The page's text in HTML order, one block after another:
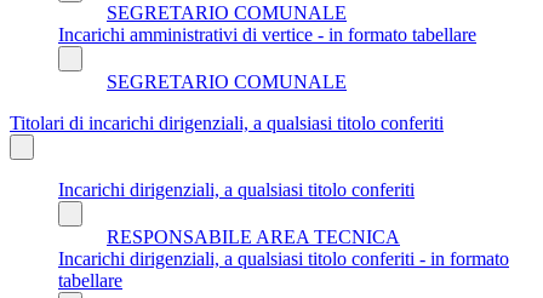
SEGRETARIO COMUNALE
Incarichi amministrativi di vertice - in formato tabellare
SEGRETARIO COMUNALE
Titolari di incarichi dirigenziali, a qualsiasi titolo conferiti
Incarichi dirigenziali, a qualsiasi titolo conferiti
RESPONSABILE AREA TECNICA
Incarichi dirigenziali, a qualsiasi titolo conferiti - in formato
tabellare